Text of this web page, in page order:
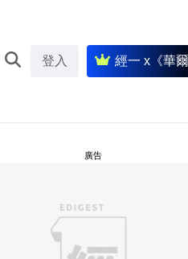
登入 經一 x《華
廣告